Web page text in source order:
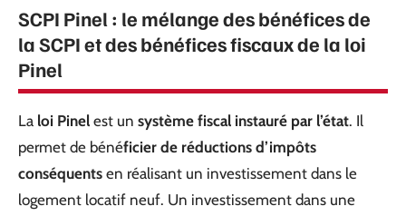
SCPI Pinel : le mélange des bénéfices de
la SCPI et des bénéfices fiscaux de la loi
Pinel
La loi Pinel est un système fiscal instauré par l’état. Il
permet de bénéficier de réductions d’impôts
conséquents en réalisant un investissement dans le
logement locatif neuf. Un investissement dans une